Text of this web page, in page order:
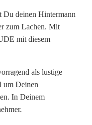
Du deinen Hintermann
zum Lachen. Mit
mit diesem
als lustige
um Deinen
In Deinem